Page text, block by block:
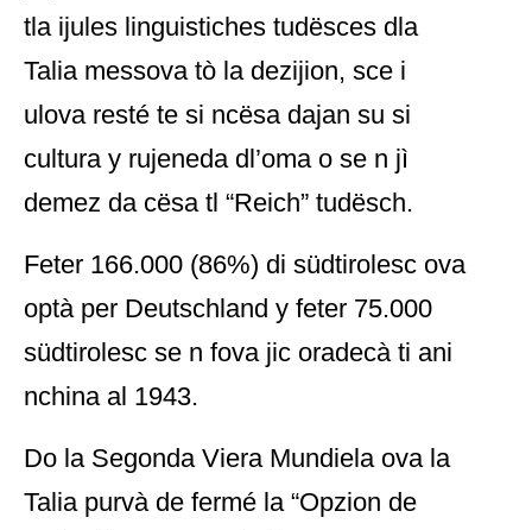
tla ijules linguistiches tudësces dla
Talia messova tò la dezijion, sce i
ulova resté te si ncësa dajan su si
cultura y rujeneda dl’oma o se n jì
demez da cësa tl “Reich” tudësch.
Feter 166.000 (86%) di südtirolesc ova
optà per Deutschland y feter 75.000
südtirolesc se n fova jic oradecà ti ani
nchina al 1943.
Do la Segonda Viera Mundiela ova la
Talia purvà de fermé la “Opzion de